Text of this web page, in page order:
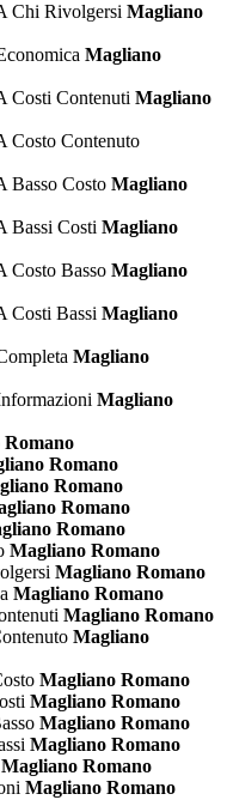
Chi Rivolgersi Magliano
Magliano
Costi Contenuti Magliano
Costo Contenuto
Basso Costo Magliano
Bassi Costi Magliano
Costo Basso Magliano
Costi Bassi Magliano
Magliano
Magliano
Romano
Romano
Romano
Romano
Magliano Romano
Magliano Romano
Magliano Romano
Magliano Romano
Magliano
Magliano Romano
Magliano Romano
Magliano Romano
Magliano Romano
Magliano Romano
Magliano Romano